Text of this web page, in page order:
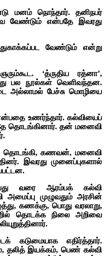
மனம் நொந்தார். தனிநபர்
வேண்டும் என்பதே இவரது
வேண்டும் என்று
‘த்ருதிய ரத்னா’,
பல நூல்கள் வெளிவந்தன.
அல்லாமல் பேச்சு மொழியை
உணர்ந்தார். கல்வியைப்
தொடங்கினார். தன் மனைவி
தொடங்கி, கணவன், மனைவி
இவரது முனைப்புகளால்
வரை ஆரம்பக் கல்வி
அமைப்பு முழுவதும் அரசின்
கணக்கு, பொது வரலாறு,
தொடக்க நிலை அறிவை
கடுமையாக எதிர்த்தார்.
தலித் இயக்கம், பெண் கல்வி